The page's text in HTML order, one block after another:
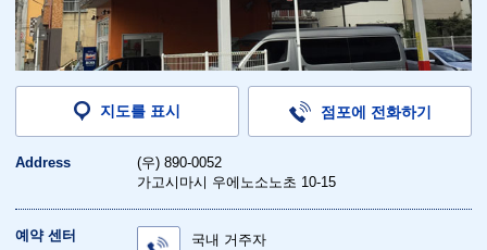
지도를 표시 점포에 전화하기
Address
(우) 890-0052
가고시마시 우에노소노초 10-15
예약 센터
국내 거주자